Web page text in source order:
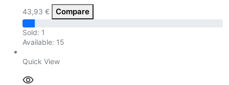
43,93 € Compare
Sold: 1
Available: 15
Quick View